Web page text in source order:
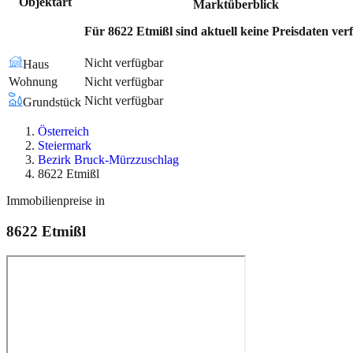
Marktüberblick
Für 8622 Etmißl sind aktuell keine Preisdaten
Haus
Nicht verfügbar
Wohnung
Nicht verfügbar
Grundstück Nicht verfügbar
Österreich
Steiermark
Bezirk Bruck-Mürzzuschlag
8622 Etmißl
Immobilienpreise in
8622 Etmißl